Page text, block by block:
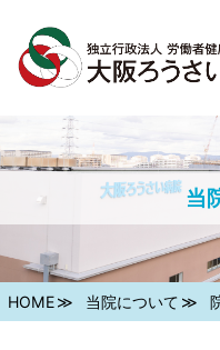
当
HOME 当院について